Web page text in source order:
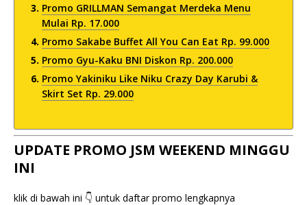
Promo GRILLMAN Semangat Merdeka Menu
Mulai Rp. 17.000
Promo Sakabe Buffet All You Can Eat Rp. 99.000
Promo Gyu-Kaku BNI Diskon Rp. 200.000
Promo Yakiniku Like Niku Crazy Day Karubi &
Skirt Set Rp. 29.000
UPDATE PROMO JSM WEEKEND MINGGU
INI
klik di bawah ini 👇 untuk daftar promo lengkapnya